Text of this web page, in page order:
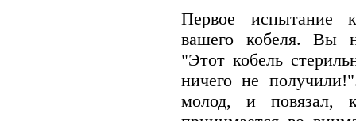
Первое испытание
вашего кобеля. Вы
"Этот кобель
ничего не
молод, и повязал,